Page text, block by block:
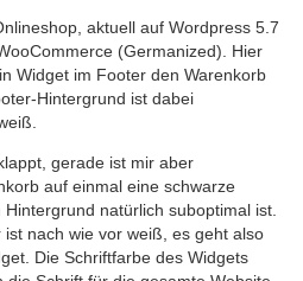
aktuell auf Wordpress 5.7
(Germanized). Hier
Widget im Footer den Warenkorb
Hintergrund ist dabei
gerade ist mir aber
auf einmal eine schwarze
natürlich suboptimal ist.
nach wie vor weiß, es geht also
Die Schriftfarbe des Widgets